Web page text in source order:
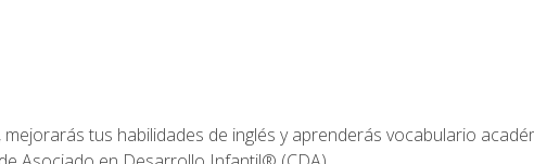
mejorarás tus habilidades de inglés y aprenderás vocabulario